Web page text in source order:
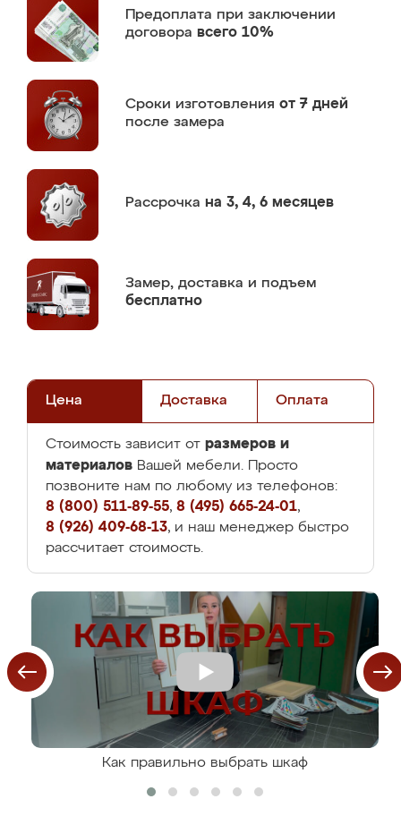
Предоплата при заключении
договора всего 10%
Сроки изготовления от 7 дней
после замера
Рассрочка на 3, 4, 6 месяцев
Замер, доставка и подъем
бесплатно
Цена Доставка Оплата
Стоимость зависит от размеров и
материалов Вашей мебели. Просто
позвоните нам по любому из телефонов:
8 (800) 511-89-55, 8 (495) 665-24-01,
8 (926) 409-68-13, и наш менеджер быстро
рассчитает стоимость.
Как правильно выбрать шкаф